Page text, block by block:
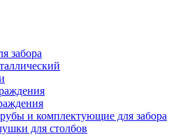
забора
и комплектующие для забора
для столбов